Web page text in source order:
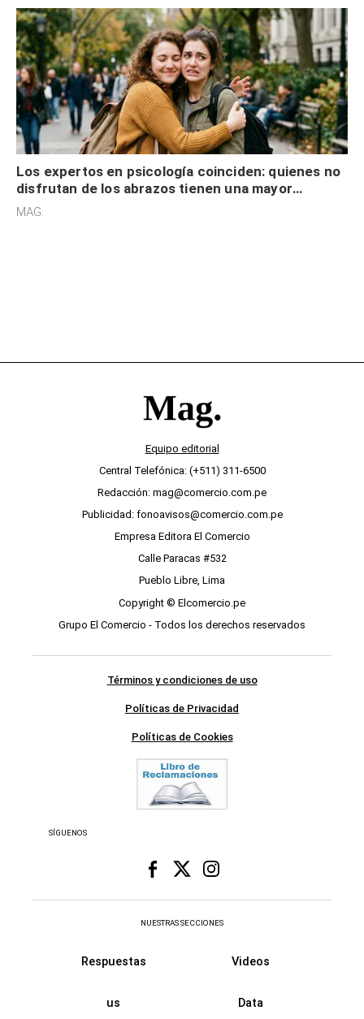
Los expertos en psicología coinciden: quienes no
disfrutan de los abrazos tienen una mayor
sensibilidad a los estímulos físicos y no es por
MAG.
Equipo editorial
Central Telefónica: (+511) 311-6500
Redacción: mag@comercio.com.pe
Publicidad: fonoavisos@comercio.com.pe
Empresa Editora El Comercio
Calle Paracas #532
Pueblo Libre, Lima
Copyright © Elcomercio.pe
Grupo El Comercio - Todos los derechos reservados
Términos y condiciones de uso
Políticas de Privacidad
Políticas de Cookies
SÍGUENOS
NUESTRAS SECCIONES
Respuestas Videos
us Data